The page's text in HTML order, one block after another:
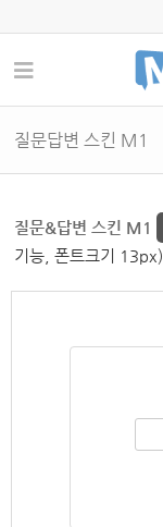
질문답변 스킨 M1
질문&답변 스킨 M1
기능, 폰트크기 13px)